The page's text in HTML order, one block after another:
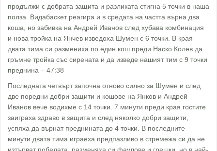
продължи с добрата защита и разликата стигна 5 точки в наша
полза. Видабаскет реагира и в средата на частта върна два
коша, но забивка на Андрей Иванов след хубава комбинация
и нова тройка на Янчев изведоха Шумен с 6 точки. В края
двата тима си размениха по един кош преди Наско Колев да
гръмне тройка със сирената и да изведе нашият тим с 9 точки
преднина – 47:38
Последната четвърт започна отново силно за Шумен и след
две поредни добри защити и кошове на Янков и Андрей
Иванов вече водихме с 14 точки. 7 минути преди края гостите
заиграха здраво в защита и след няколко добри защити,
успяха да върнат преднината до 4 точки. В последните
минути двата тима играеха предпазливо в стремежа си да не
изтърват победата, разменяха си фаулове и грешки, но в най-